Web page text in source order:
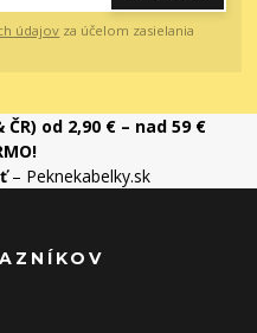
údajov za účelom zasielania
od 2,90 € – nad 59 €
– Peknekabelky.sk